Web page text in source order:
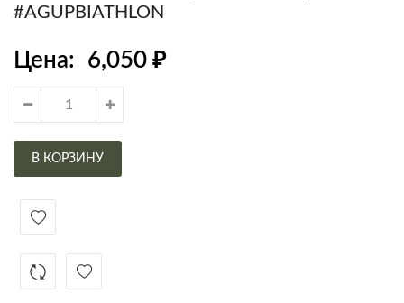
#AGUPBIATHLON
Цена: 6,050 ₽
В КОРЗИНУ